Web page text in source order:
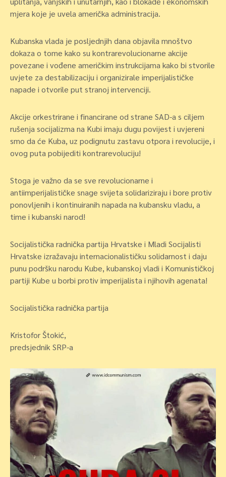
mjera koje je uvela američka administracija.
Kubanska vlada je posljednjih dana objavila mnoštvo
dokaza o tome kako su kontrarevolucionarne akcije
povezane i vođene američkim instrukcijama kako bi stvorile
uvjete za destabilizaciju i organizirale imperijalističke
napade i otvorile put stranoj intervenciji.
Akcije orkestrirane i financirane od strane SAD-a s ciljem
rušenja socijalizma na Kubi imaju dugu povijest i uvjereni
smo da će Kuba, uz podignutu zastavu otpora i revolucije, i
ovog puta pobijediti kontrarevoluciju!
Stoga je važno da se sve revolucionarne i
antiimperijalističke snage svijeta solidariziraju i bore protiv
ponovljenih i kontinuiranih napada na kubansku vladu, a
time i kubanski narod!
Socijalistička radnička partija Hrvatske i Mladi Socijalisti
Hrvatske izražavaju internacionalističku solidarnost i daju
punu podršku narodu Kube, kubanskoj vladi i Komunističkoj
partiji Kube u borbi protiv imperijalista i njihovih agenata!
Socijalistička radnička partija
Kristofor Štokić,
predsjednik SRP-a